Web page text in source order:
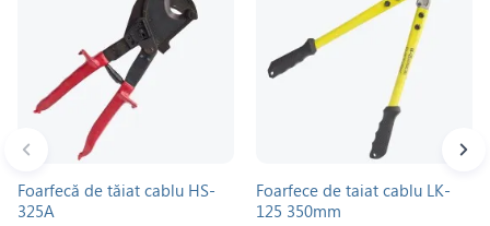
Foarfecă de tăiat cablu HS-
325A
Foarfece de taiat cablu LK-
125 350mm